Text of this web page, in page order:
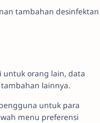
tambahan desinfektan
untuk orang lain, data
lainnya.
untuk para
menu preferensi